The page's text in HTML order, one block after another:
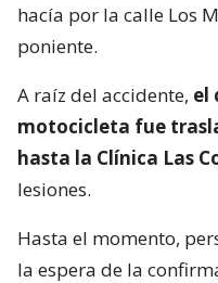
hacía por la calle Los
poniente.
A raíz del accidente, el
motocicleta fue
hasta la Clínica Las
lesiones.
Hasta el momento,
la espera de la